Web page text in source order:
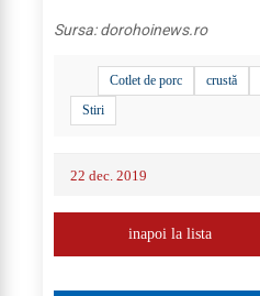
Sursa:dorohoinews.ro
Cotlet de porc crustă
Stiri
22 dec. 2019
inapoi la lista